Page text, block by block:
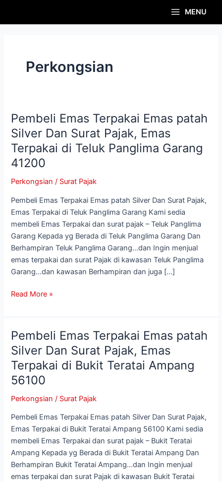
MainMENU
Perkongsian
Pembeli Emas Terpakai Emas patah
Silver Dan Surat Pajak, Emas
Terpakai di Teluk Panglima Garang
41200
Perkongsian / Surat Pajak
Pembeli Emas Terpakai Emas patah Silver Dan Surat Pajak,
Emas Terpakai di Teluk Panglima Garang Kami sedia
membeli Emas Terpakai dan surat pajak – Teluk Panglima
Garang Kepada yg Berada di Teluk Panglima Garang Dan
Berhampiran Teluk Panglima Garang…dan Ingin menjual
emas terpakai dan surat Pajak di kawasan Teluk Panglima
Garang…dan kawasan Berhampiran dan juga […]
Pembeli
Emas
Terpakai
Emas
patah
Surat
Pajak,
Emas
Terpakai
di
Teluk
Panglima
41200
Read More »
Pembeli Emas Terpakai Emas patah
Silver Dan Surat Pajak, Emas
Terpakai di Bukit Teratai Ampang
56100
Perkongsian / Surat Pajak
Pembeli Emas Terpakai Emas patah Silver Dan Surat Pajak,
Emas Terpakai di Bukit Teratai Ampang 56100 Kami sedia
membeli Emas Terpakai dan surat pajak – Bukit Teratai
Ampang Kepada yg Berada di Bukit Teratai Ampang Dan
Berhampiran Bukit Teratai Ampang…dan Ingin menjual
emas terpakai dan surat Pajak di kawasan Bukit Teratai
Pembeli
Emas
Terpakai
Emas
patah
Surat
Pajak,
Emas
Terpakai
di
Bukit